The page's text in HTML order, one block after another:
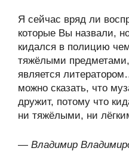
Я сейчас вряд ли
которые Вы назвали,
кидался в полицию
тяжёлыми
является
можно сказать, что
дружит, потому что
ни тяжёлыми, ни
— Владимир